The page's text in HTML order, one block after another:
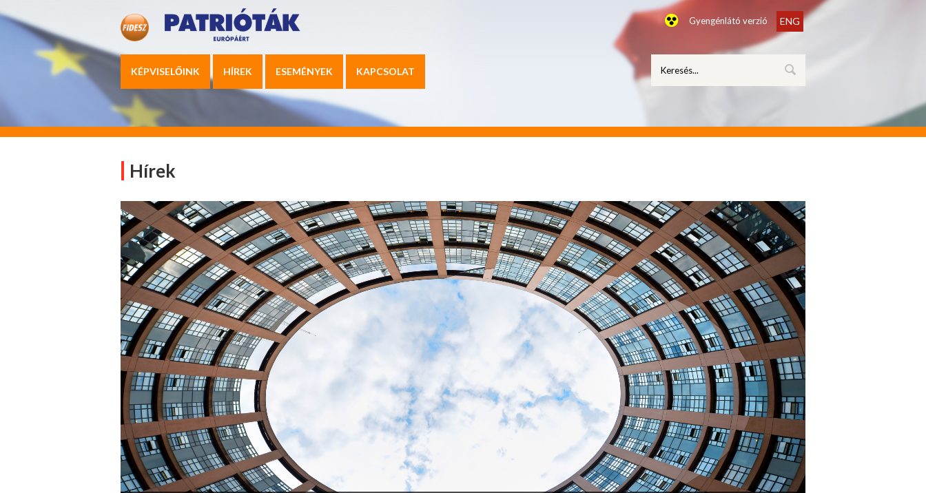
Gyengénlátó verzió ENG
KÉPVISELŐINK HÍREK ESEMÉNYEK KAPCSOLAT
Hírek